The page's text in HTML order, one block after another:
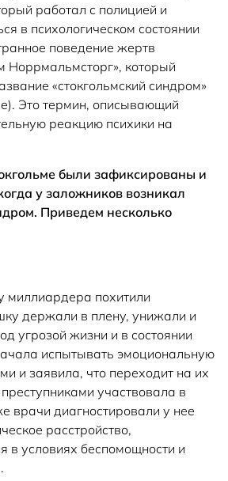
работал с полицией и
в психологическом состоянии
поведение жертв
Норрмальмсторг», который
«стокгольмский синдром»
Это термин, описывающий
реакцию психики на
были зафиксированы и
у заложников возникал
Приведем несколько
миллиардера похитили
держали в плену, унижали и
угрозой жизни и в состоянии
испытывать эмоциональную
и заявила, что переходит на их
участвовала в
врачи диагностировали у нее
расстройство,
в условиях беспомощности и